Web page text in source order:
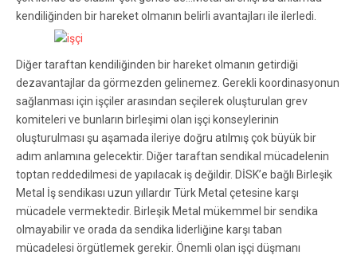
kendiliğinden bir hareket olmanın belirli avantajları ile ilerledi.
Diğer taraftan kendiliğinden bir hareket olmanın getirdiği
dezavantajlar da görmezden gelinemez. Gerekli koordinasyonun
sağlanması için işçiler arasından seçilerek oluşturulan grev
komiteleri ve bunların birleşimi olan işçi konseylerinin
oluşturulması şu aşamada ileriye doğru atılmış çok büyük bir
adım anlamına gelecektir. Diğer taraftan sendikal mücadelenin
toptan reddedilmesi de yapılacak iş değildir. DİSK’e bağlı Birleşik
Metal İş sendikası uzun yıllardır Türk Metal çetesine karşı
mücadele vermektedir. Birleşik Metal mükemmel bir sendika
olmayabilir ve orada da sendika liderliğine karşı taban
mücadelesi örgütlemek gerekir. Önemli olan işçi düşmanı